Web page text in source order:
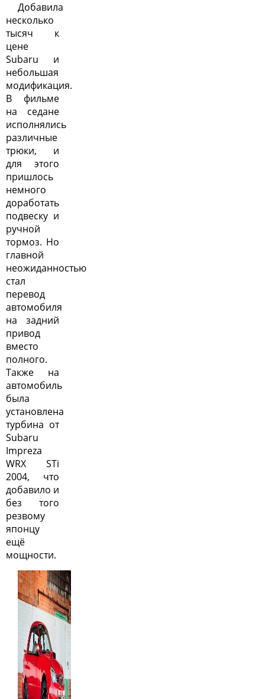
Добавила
несколько
тысяч к
цене
Subaru и
небольшая
модификация.
В фильме
на седане
исполнялись
различные
трюки, и
для этого
пришлось
немного
доработать
подвеску и
ручной
тормоз. Но
главной
неожиданностью
стал
перевод
автомобиля
на задний
привод
вместо
полного.
Также на
автомобиль
была
установлена
турбина от
Subaru
Impreza
WRX STi
2004, что
добавило и
без того
резвому
японцу
ещё
мощности.